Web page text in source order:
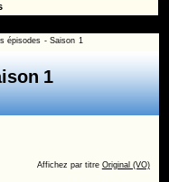
épisodes - Saison 1
1
Affichez par titre Original (VO)